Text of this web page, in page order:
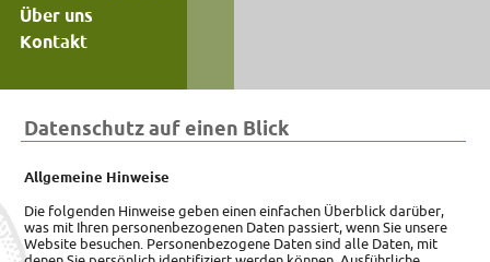
Über uns
Kontakt
Datenschutz auf einen Blick
Allgemeine Hinweise
Die folgenden Hinweise geben einen einfachen Überblick darüber,
was mit Ihren personenbezogenen Daten passiert, wenn Sie unsere
Website besuchen. Personenbezogene Daten sind alle Daten, mit